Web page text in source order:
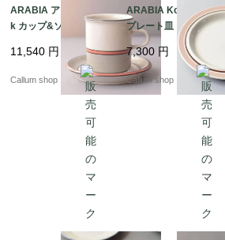
ARABIA アラビア asla
k カップ&ソーサー 7.5
cm高 アスラク 北欧食
器 フィンランド ヴィン
テージ アンティーク_it
11,540 円
Callum shop
ARABIA Koralli 20cm
プレート皿 アラビア コ
ラーリ コーラリ 北欧食
器 フィンランド 北欧
ヴィンテージ アンティ
ーク_it4255
7,300 円
Callum shop